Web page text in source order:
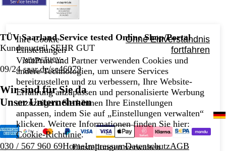
TÜV Saarland Service tested Online Shop/Portal
Kundenurteil SEHR GUT
09/24
www.tuev-
saar.de/sc46079
Wir sind für Sie da
Unser Unternehmen
030 / 567 960 69HomeImpressumDatenschutzAGB
Ihre Cookie-
Einstellungen
Ohne Einverständnis
fortfahren
VistaPrint und Partner verwenden Cookies und
andere Technologien, um unsere Services
bereitzustellen und zu verbessern, Ihre Website-
Erfahrung anzupassen und personalisierte Werbung
anzuzeigen. Sie können Ihre Einstellungen
anpassen, indem Sie auf „Einstellungen verwalten“
klicken. Weitere Informationen finden Sie hier:
Cookie-Richtlinie.
Einstellungen verwalten